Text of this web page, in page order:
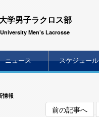
学男子ラクロス部
Men’s Lacrosse
ニュース スケジュール
情報
前の記事へ